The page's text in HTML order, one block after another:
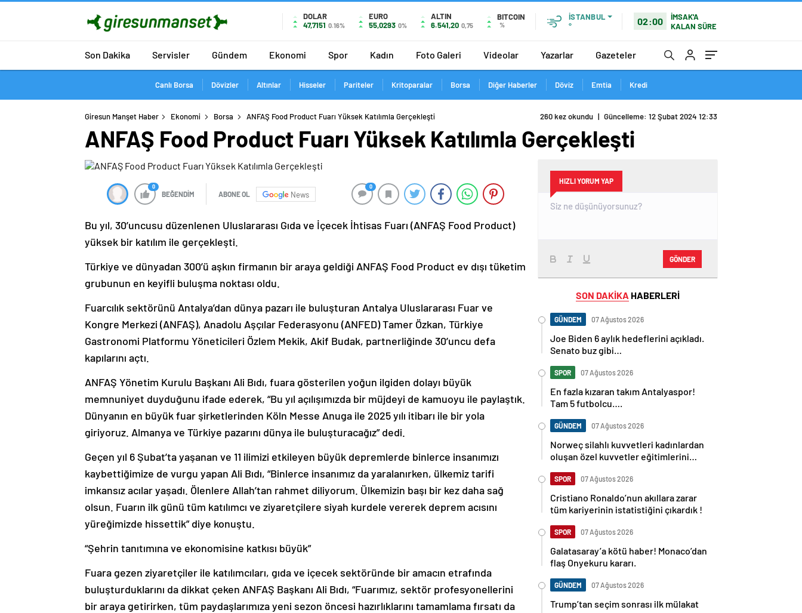
DOLAR
47,7151 0.16%
EURO
55,0293 0%
ALTIN
6.541,20 0,75
BITCOIN
%
İSTANBUL
°
02:00
İMSAK'A
KALAN SÜRE
Son Dakika Servisler Gündem Ekonomi Spor Kadın Foto Galeri Videolar Yazarlar Gazeteler
Canlı Borsa Dövizler Altınlar Hisseler Pariteler Kritoparalar Borsa Diğer Haberler Döviz Emtia Kredi
Giresun Manşet Haber Ekonomi Borsa ANFAŞ Food Product Fuarı Yüksek Katılımla Gerçekleşti 260 kez okundu | Güncelleme: 12 Şubat 2024 12:33
ANFAŞ Food Product Fuarı Yüksek Katılımla Gerçekleşti
0
BEĞENDİM ABONE OL News
0
Bu yıl, 30’uncusu düzenlenen Uluslararası Gıda ve İçecek İhtisas Fuarı (ANFAŞ Food Product)
yüksek bir katılım ile gerçekleşti.
Türkiye ve dünyadan 300’ü aşkın firmanın bir araya geldiği ANFAŞ Food Product ev dışı tüketim
grubunun en keyifli buluşma noktası oldu.
Fuarcılık sektörünü Antalya’dan dünya pazarı ile buluşturan Antalya Uluslararası Fuar ve
Kongre Merkezi (ANFAŞ), Anadolu Aşçılar Federasyonu (ANFED) Tamer Özkan, Türkiye
Gastronomi Platformu Yöneticileri Özlem Mekik, Akif Budak, partnerliğinde 30’uncu defa
kapılarını açtı.
ANFAŞ Yönetim Kurulu Başkanı Ali Bıdı, fuara gösterilen yoğun ilgiden dolayı büyük
memnuniyet duyduğunu ifade ederek, “Bu yıl açılışımızda bir müjdeyi de kamuoyu ile paylaştık.
Dünyanın en büyük fuar şirketlerinden Köln Messe Anuga ile 2025 yılı itibarı ile bir yola
giriyoruz. Almanya ve Türkiye pazarını dünya ile buluşturacağız” dedi.
Geçen yıl 6 Şubat’ta yaşanan ve 11 ilimizi etkileyen büyük depremlerde binlerce insanımızı
kaybettiğimize de vurgu yapan Ali Bıdı, “Binlerce insanımız da yaralanırken, ülkemiz tarifi
imkansız acılar yaşadı. Ölenlere Allah’tan rahmet diliyorum. Ülkemizin başı bir kez daha sağ
olsun. Fuarın ilk günü tüm katılımcı ve ziyaretçilere siyah kurdele vererek deprem acısını
yüreğimizde hissettik” diye konuştu.
“Şehrin tanıtımına ve ekonomisine katkısı büyük”
Fuara gezen ziyaretçiler ile katılımcıları, gıda ve içecek sektöründe bir amacın etrafında
buluşturduklarını da dikkat çeken ANFAŞ Başkanı Ali Bıdı, “Fuarımız, sektör profesyonellerini
bir araya getirirken, tüm paydaşlarımıza yeni sezon öncesi hazırlıklarını tamamlama fırsatı da
HIZLI YORUM YAP
GÖNDER
SON DAKİKA HABERLERİ
GÜNDEM 07 Ağustos 2026
Joe Biden 6 aylık hedeflerini açıkladı.
Senato buz gibi…
SPOR 07 Ağustos 2026
En fazla kızaran takım Antalyaspor!
Tam 5 futbolcu….
GÜNDEM 07 Ağustos 2026
Norweç silahlı kuvvetleri kadınlardan
oluşan özel kuvvetler eğitimlerini
SPOR 07 Ağustos 2026
Cristiano Ronaldo’nun akıllara zarar
tüm kariyerinin istatistiğini çıkardık !
SPOR 07 Ağustos 2026
Galatasaray’a kötü haber! Monaco’dan
flaş Onyekuru kararı.
GÜNDEM 07 Ağustos 2026
Trump’tan seçim sonrası ilk mülakat